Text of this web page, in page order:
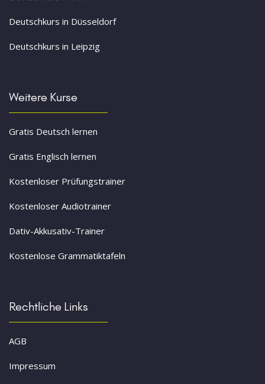
Deutschkurs in Düsseldorf
Deutschkurs in Leipzig
Weitere Kurse
Gratis Deutsch lernen
Gratis Englisch lernen
Kostenloser Prüfungstrainer
Kostenloser Audiotrainer
Dativ-Akkusativ-Trainer
Kostenlose Grammatiktafeln
Rechtliche Links
AGB
Impressum